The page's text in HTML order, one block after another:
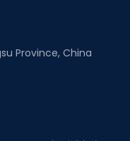
Province, China